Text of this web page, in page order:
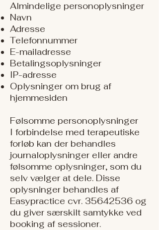
Almindelige personoplysninger
Navn
Adresse
Telefonnummer
E-mailadresse
Betalingsoplysninger
IP-adresse
Oplysninger om brug af
hjemmesiden
Følsomme personoplysninger
I forbindelse med terapeutiske
forløb kan der behandles
journaloplysninger eller andre
følsomme oplysninger, som du
selv vælger at dele. Disse
oplysninger behandles af
Easypractice cvr. 35642536 og
du giver særskilt samtykke ved
booking af sessioner.